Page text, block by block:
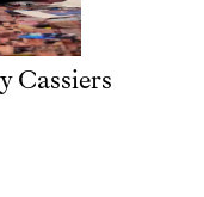
Cassiers